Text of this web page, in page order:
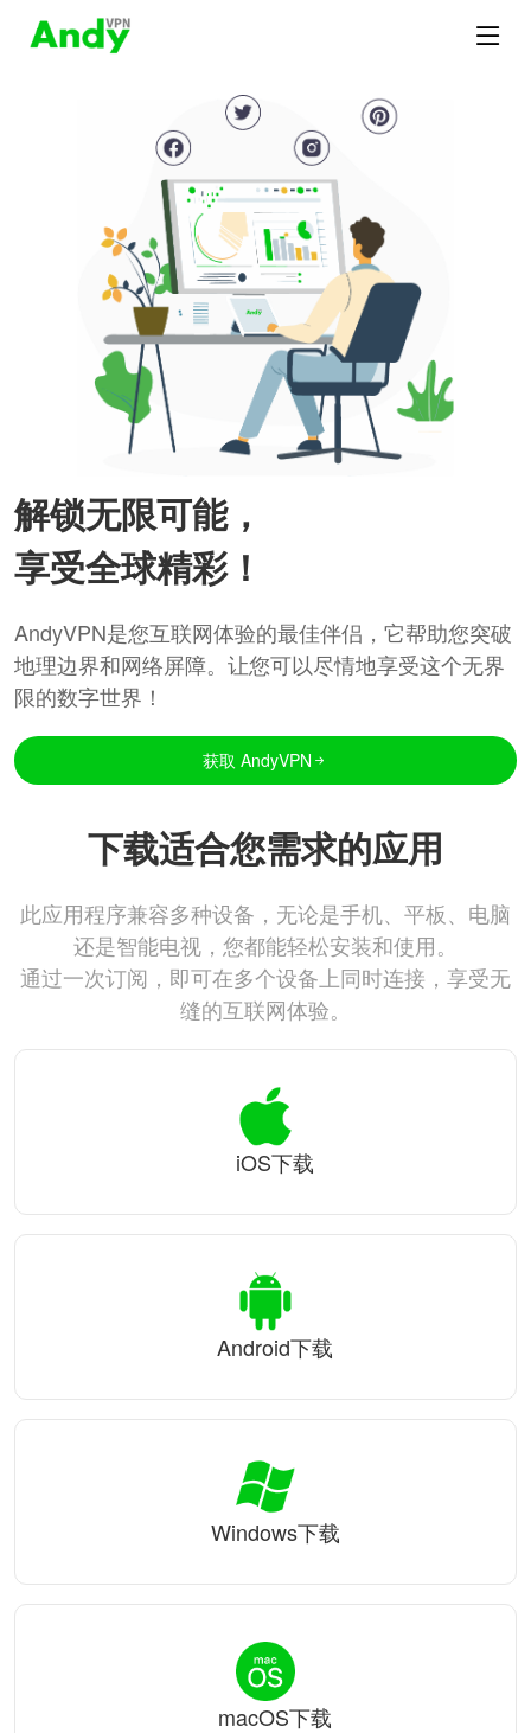
解锁无限可能，
享受全球精彩！
AndyVPN是您互联网体验的最佳伴侣，它帮助您突破
地理边界和网络屏障。让您可以尽情地享受这个无界
限的数字世界！
获取 AndyVPN
下载适合您需求的应用
此应用程序兼容多种设备，无论是手机、平板、电脑
还是智能电视，您都能轻松安装和使用。
通过一次订阅，即可在多个设备上同时连接，享受无
缝的互联网体验。
iOS下载
Android下载
Windows下载
macOS下载